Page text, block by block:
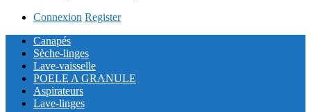
Connexion Register
Canapés
Sèche-linges
Lave-vaisselle
POELE A GRANULE
Aspirateurs
Lave-linges